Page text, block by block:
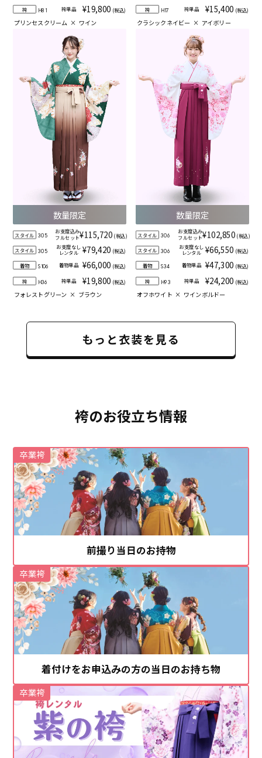
袴 H81 袴単品 ¥19,800 (税込)
プリンセスクリーム × ワイン
袴 H17 袴単品 ¥15,400 (税込)
クラシックネイビー × アイボリー
数量限定
スタイル 305
お支度込み
フルセット¥115,720 (税込)
スタイル 305
お支度なし
レンタル
¥79,420 (税込)
着物 S106 着物単品 ¥66,000 (税込)
袴 H36 袴単品 ¥19,800 (税込)
フォレストグリーン × ブラウン
数量限定
スタイル 306
お支度込み
フルセット¥102,850 (税込)
スタイル 306
お支度なし
レンタル ¥66,550 (税込)
着物 S34 着物単品 ¥47,300 (税込)
袴 H93 袴単品 ¥24,200 (税込)
オフホワイト × ワインボルドー
もっと衣装を見る
袴のお役立ち情報
前撮り当日のお持物
卒業袴
着付けをお申込みの方の当日のお持ち物
卒業袴
卒業袴